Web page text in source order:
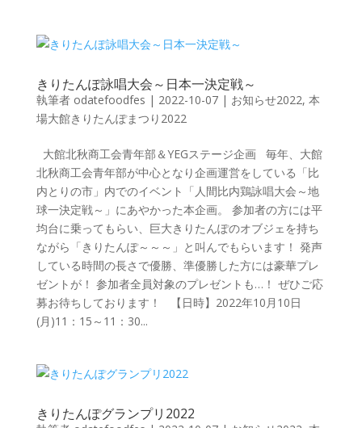
きりたんぽ詠唱大会～日本一決定戦～
執筆者 odatefoodfes | 2022-10-07| お知らせ2022, 本
場大館きりたんぽまつり2022
大館北秋商工会青年部＆YEGステージ企画 毎年、大館
北秋商工会青年部が中心となり企画運営をしている「比
内とりの市」内でのイベント「人間比内鶏詠唱大会～地
球一決定戦～」にあやかった本企画。 参加者の方には平
均台に乗ってもらい、巨大きりたんぽのオブジェを持ち
ながら「きりたんぽ～～～」と叫んでもらいます！ 発声
している時間の長さで優勝、準優勝した方には豪華プレ
ゼントが！ 参加者全員対象のプレゼントも…！ ぜひご応
募お待ちしております！ 【日時】2022年10月10日
(月)11：15～11：30...
きりたんぽグランプリ2022